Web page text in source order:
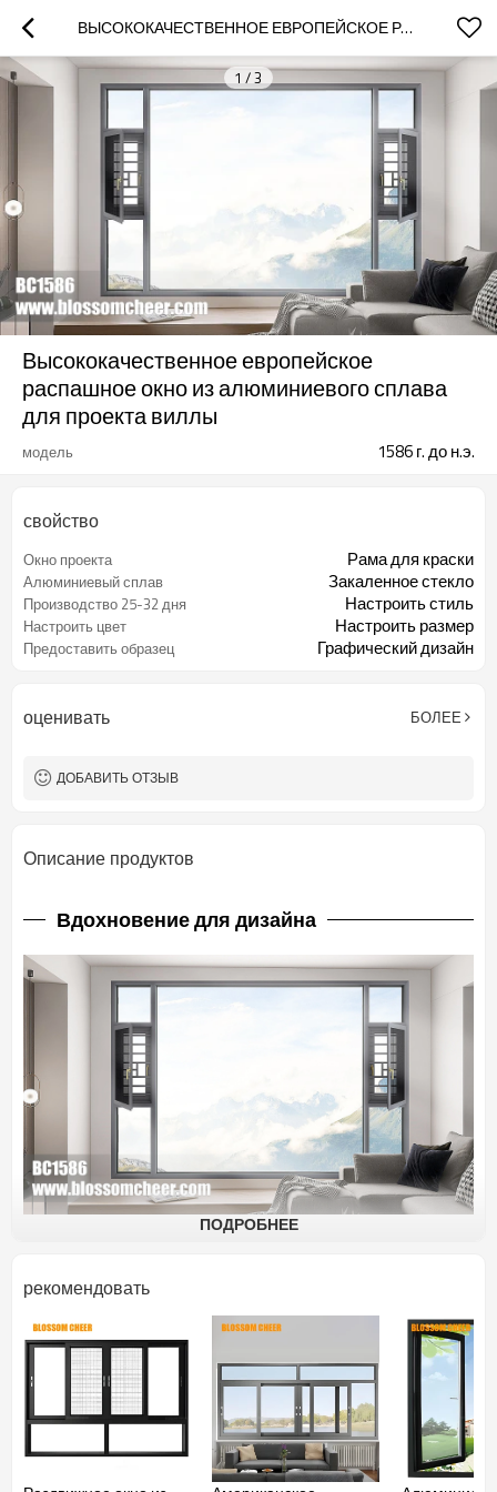
ВЫСОКОКАЧЕСТВЕННОЕ ЕВРОПЕЙСКОЕ РАСПАШНОЕ ОКНО ИЗ АЛЮМИНИЕВОГО СПЛАВА ДЛЯ ПРОЕКТА ВИЛЛЫ
1/3
Высококачественное европейское
распашное окно из алюминиевого сплава
для проекта виллы
модель 1586 г. до н.э.
свойство
Окно проекта Рама для краски
Алюминиевый сплав Закаленное стекло
Производство 25-32 дня Настроить стиль
Настроить цвет Настроить размер
Предоставить образец Графический дизайн
оценивать БОЛЕЕ
ДОБАВИТЬ ОТЗЫВ
Описание продуктов
Вдохновение для дизайна
внимание к деталям и качество имеют первостепенное
значение. Особенно когда речь идёт о проектах элитных
вилл, каждый элемент должен быть тщательно
подобран, чтобы обеспечить роскошный и изысканный
внешний вид. Одним из важнейших компонентов,
существенно влияющих на эстетику и
функциональность виллы, является дизайн окон.
Представляем высококачественные европейские
распашные окна из алюминиевого сплава,
ПОДРОБНЕЕ
рекомендовать